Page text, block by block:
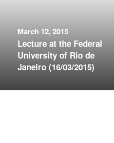
March 12, 2015
Lecture at the Federal
University of Rio de
Janeiro (16/03/2015)